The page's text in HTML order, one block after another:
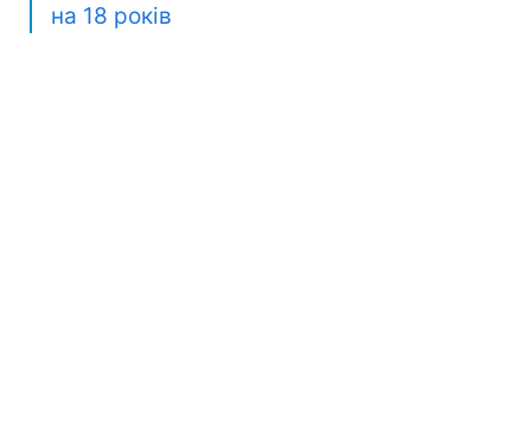
на 18 років